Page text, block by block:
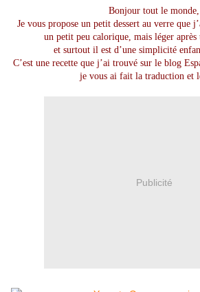
Bonjour tout le monde,
Je vous propose un petit dessert au verre que
un petit peu calorique, mais léger après
et surtout il est d’une simplicité
C’est une recette que j’ai trouvé sur le blog
je vous ai fait la traduction et
Publicité